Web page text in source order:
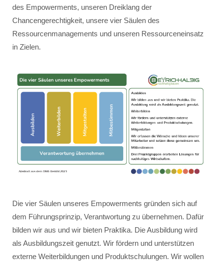
des Empowerments, unseren Dreiklang der
Chancengerechtigkeit, unsere vier Säulen des
Ressourcenmanagements und unseren Ressourceneinsatz
in Zielen.
Die vier Säulen unseres Empowerments gründen sich auf
dem Führungsprinzip, Verantwortung zu übernehmen. Dafür
bilden wir aus und wir bieten Praktika. Die Ausbildung wird
als Ausbildungszeit genutzt. Wir fördern und unterstützen
externe Weiterbildungen und Produktschulungen. Wir wollen